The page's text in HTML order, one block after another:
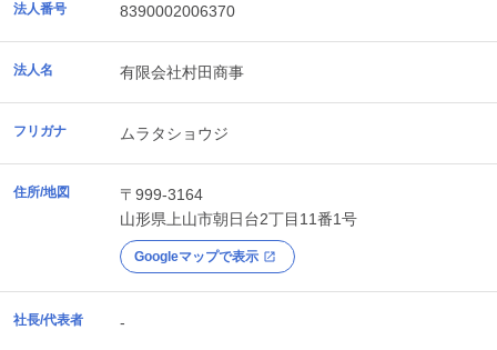
法人番号 8390002006370
法人名 有限会社村田商事
フリガナ ムラタショウジ
住所/地図
〒999-3164
山形県 上山市朝日台2丁目11番1号
Googleマップで表示
社長/代表者 -